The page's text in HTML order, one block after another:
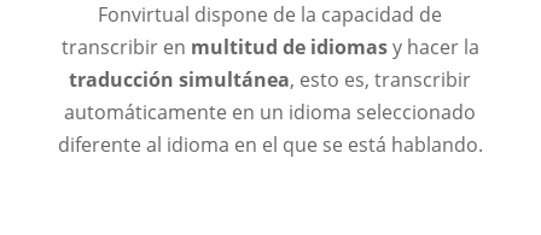
Fonvirtual dispone de la capacidad de
transcribir en multitud de idiomasy hacer la
traducción simultánea, esto es, transcribir
automáticamente en un idioma seleccionado
diferente al idioma en el que se está hablando.